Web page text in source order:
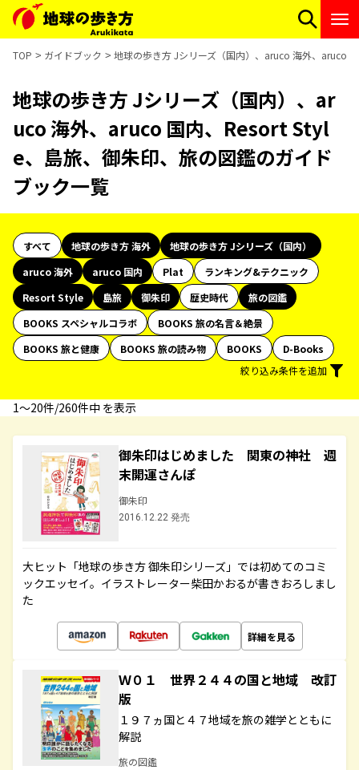
TOP ガイドブック 地球の歩き方 Jシリーズ（国内）、aruco 海外、aruco
地球の歩き方 Jシリーズ（国内）、ar
uco 海外、aruco 国内、Resort Styl
e、島旅、御朱印、旅の図鑑のガイド
ブック一覧
すべて 地球の歩き方 海外
地球の歩き方 Jシリーズ（国内）
aruco 海外
aruco 国内 Plat
ランキング&テクニック
Resort Style
島旅 御朱印 歴史時代
旅の図鑑
BOOKS スペシャルコラボ
BOOKS 旅の名言＆絶景
BOOKS 旅と健康
BOOKS 旅の読み物 BOOKS
D-Books
絞り込み条件を追加
1〜20件/260件中 を表示
御朱印はじめました 関東の神社 週
末開運さんぽ
御朱印
2016.12.22 発売
大ヒット「地球の歩き方 御朱印シリーズ」では初めてのコミ
ックエッセイ。イラストレーター柴田かおるが書きおろしまし
た
詳細を見る
Ｗ０１ 世界２４４の国と地域 改訂
版
１９７ヵ国と４７地域を旅の雑学とともに
解説
旅の図鑑